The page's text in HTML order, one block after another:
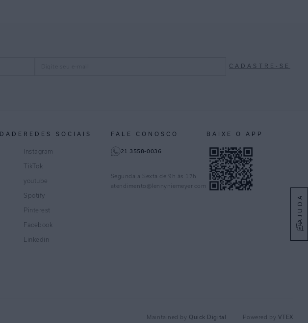
AJUDA
CADASTRE-SE
REDES SOCIAIS
Instagram
TikTok
youtube
Spotify
Pinterest
Facebook
Linkedin
FALE CONOSCO
21 3558-0036
Segunda a Sexta de 9h às 17h
atendimento@lennyniemeyer.com
BAIXE O APP
Maintained by Quick Digital Powered by VTEX